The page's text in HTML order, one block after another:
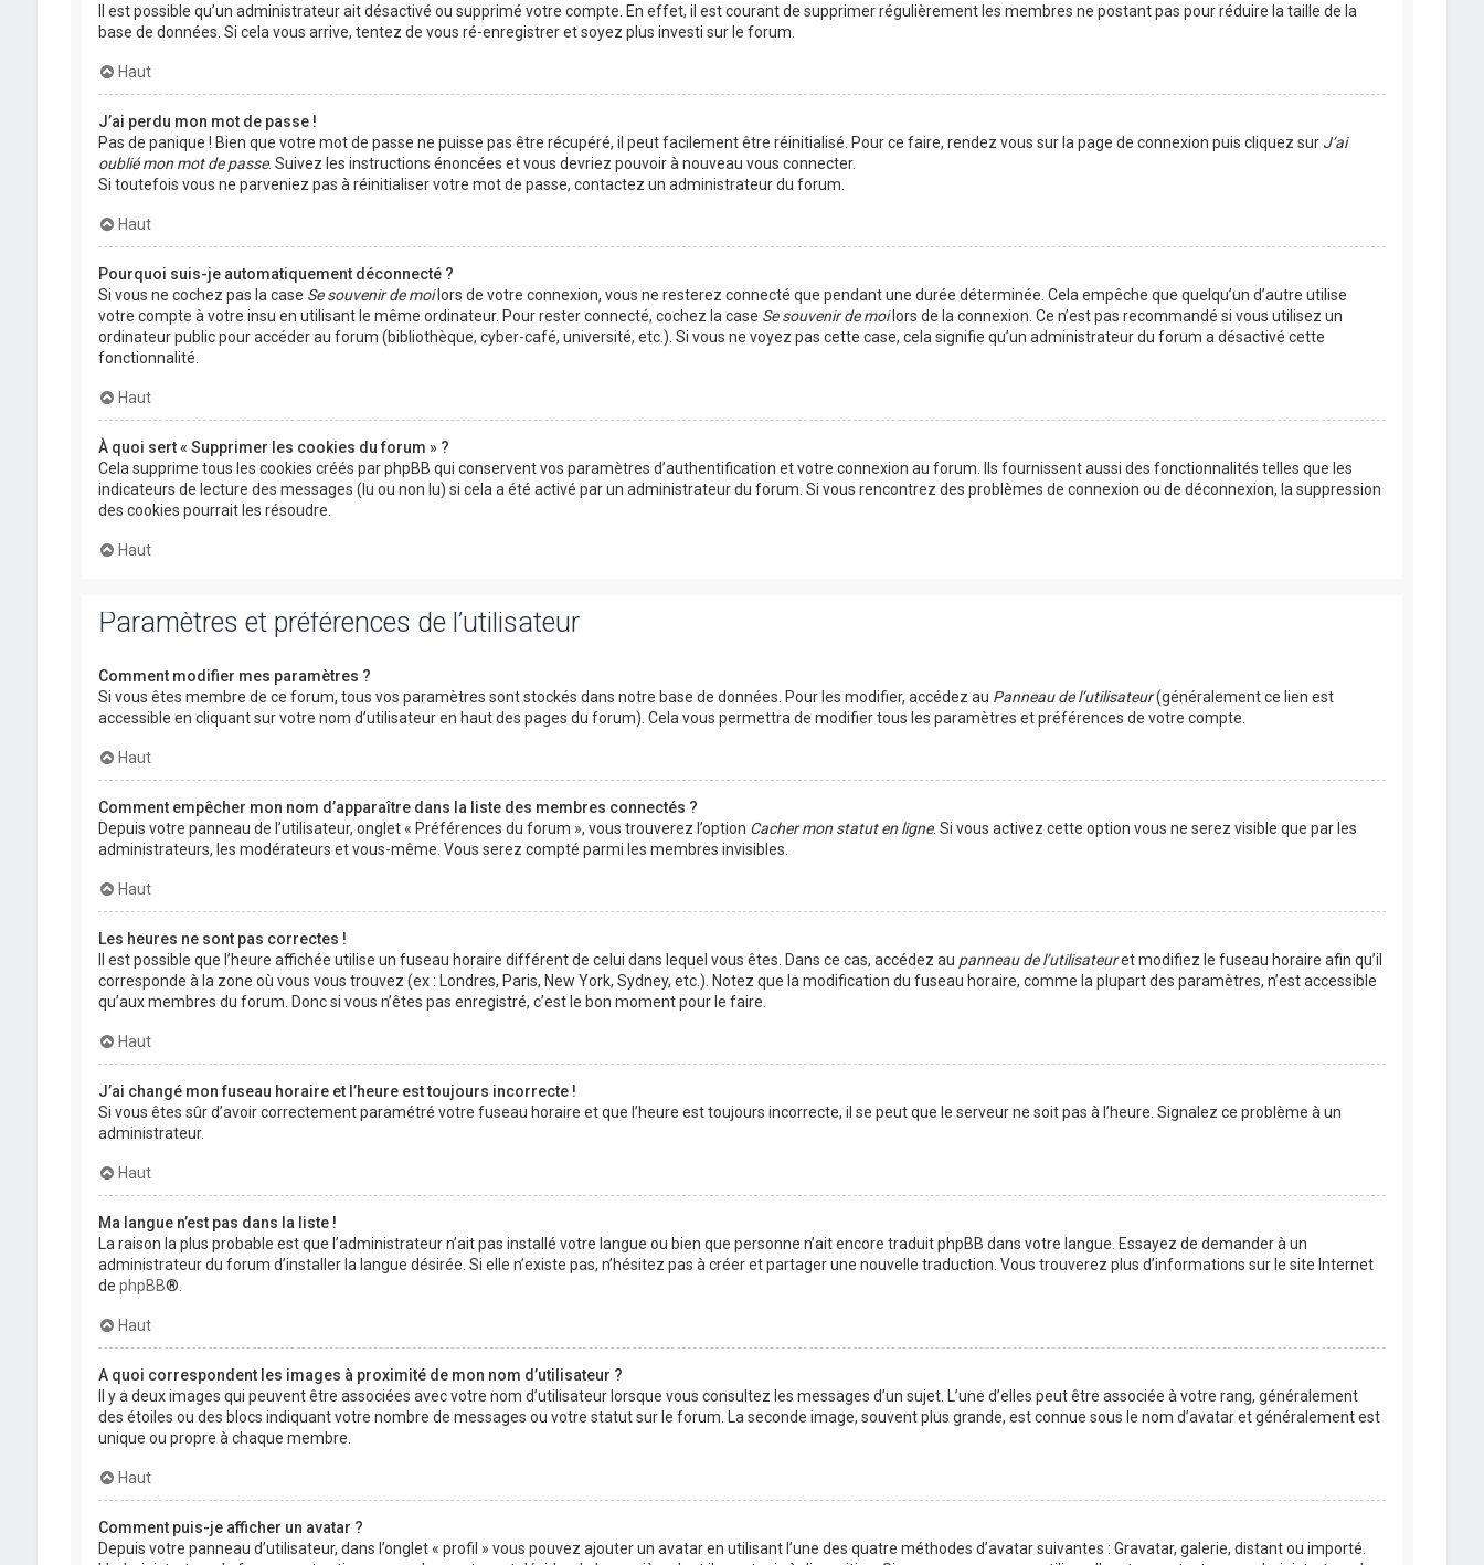
Il est possible qu’un administrateur ait désactivé ou supprimé votre compte. En effet, il est courant de supprimer régulièrement les membres ne postant pas pour réduire la taille de la
base de données. Si cela vous arrive, tentez de vous ré-enregistrer et soyez plus investi sur le forum.
Haut
J’ai perdu mon mot de passe !
Pas de panique ! Bien que votre mot de passe ne puisse pas être récupéré, il peut facilement être réinitialisé. Pour ce faire, rendez vous sur la page de connexion puis cliquez sur J’ai
oublié mon mot de passe. Suivez les instructions énoncées et vous devriez pouvoir à nouveau vous connecter.
Si toutefois vous ne parveniez pas à réinitialiser votre mot de passe, contactez un administrateur du forum.
Haut
Pourquoi suis-je automatiquement déconnecté ?
Si vous ne cochez pas la case Se souvenir de moilors de votre connexion, vous ne resterez connecté que pendant une durée déterminée. Cela empêche que quelqu’un d’autre utilise
votre compte à votre insu en utilisant le même ordinateur. Pour rester connecté, cochez la case Se souvenir de moilors de la connexion. Ce n’est pas recommandé si vous utilisez un
ordinateur public pour accéder au forum (bibliothèque, cyber-café, université, etc.). Si vous ne voyez pas cette case, cela signifie qu’un administrateur du forum a désactivé cette
fonctionnalité.
Haut
À quoi sert « Supprimer les cookies du forum » ?
Cela supprime tous les cookies créés par phpBB qui conservent vos paramètres d’authentification et votre connexion au forum. Ils fournissent aussi des fonctionnalités telles que les
indicateurs de lecture des messages (lu ou non lu) si cela a été activé par un administrateur du forum. Si vous rencontrez des problèmes de connexion ou de déconnexion, la suppression
des cookies pourrait les résoudre.
Haut
Paramètres et préférences de l’utilisateur
Comment modifier mes paramètres ?
Si vous êtes membre de ce forum, tous vos paramètres sont stockés dans notre base de données. Pour les modifier, accédez au Panneau de l’utilisateur(généralement ce lien est
accessible en cliquant sur votre nom d’utilisateur en haut des pages du forum). Cela vous permettra de modifier tous les paramètres et préférences de votre compte.
Haut
Comment empêcher mon nom d’apparaître dans la liste des membres connectés ?
Depuis votre panneau de l’utilisateur, onglet « Préférences du forum », vous trouverez l’option Cacher mon statut en ligne. Si vous activez cette option vous ne serez visible que par les
administrateurs, les modérateurs et vous-même. Vous serez compté parmi les membres invisibles.
Haut
Les heures ne sont pas correctes !
Il est possible que l’heure affichée utilise un fuseau horaire différent de celui dans lequel vous êtes. Dans ce cas, accédez au panneau de l’utilisateuret modifiez le fuseau horaire afin qu’il
corresponde à la zone où vous vous trouvez (ex : Londres, Paris, New York, Sydney, etc.). Notez que la modification du fuseau horaire, comme la plupart des paramètres, n’est accessible
qu’aux membres du forum. Donc si vous n’êtes pas enregistré, c’est le bon moment pour le faire.
Haut
J’ai changé mon fuseau horaire et l’heure est toujours incorrecte !
Si vous êtes sûr d’avoir correctement paramétré votre fuseau horaire et que l’heure est toujours incorrecte, il se peut que le serveur ne soit pas à l’heure. Signalez ce problème à un
administrateur.
Haut
Ma langue n’est pas dans la liste !
La raison la plus probable est que l’administrateur n’ait pas installé votre langue ou bien que personne n’ait encore traduit phpBB dans votre langue. Essayez de demander à un
administrateur du forum d’installer la langue désirée. Si elle n’existe pas, n’hésitez pas à créer et partager une nouvelle traduction. Vous trouverez plus d’informations sur le site Internet
de phpBB®.
Haut
A quoi correspondent les images à proximité de mon nom d’utilisateur ?
Il y a deux images qui peuvent être associées avec votre nom d’utilisateur lorsque vous consultez les messages d’un sujet. L’une d’elles peut être associée à votre rang, généralement
des étoiles ou des blocs indiquant votre nombre de messages ou votre statut sur le forum. La seconde image, souvent plus grande, est connue sous le nom d’avatar et généralement est
unique ou propre à chaque membre.
Haut
Comment puis-je afficher un avatar ?
Depuis votre panneau d’utilisateur, dans l’onglet « profil » vous pouvez ajouter un avatar en utilisant l’une des quatre méthodes d’avatar suivantes : Gravatar, galerie, distant ou importé.